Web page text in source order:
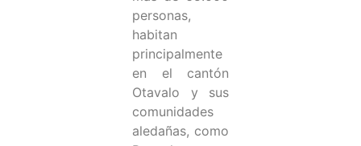
personas,
habitan
principalmente
en el cantón
Otavalo y sus
comunidades
aledañas, como